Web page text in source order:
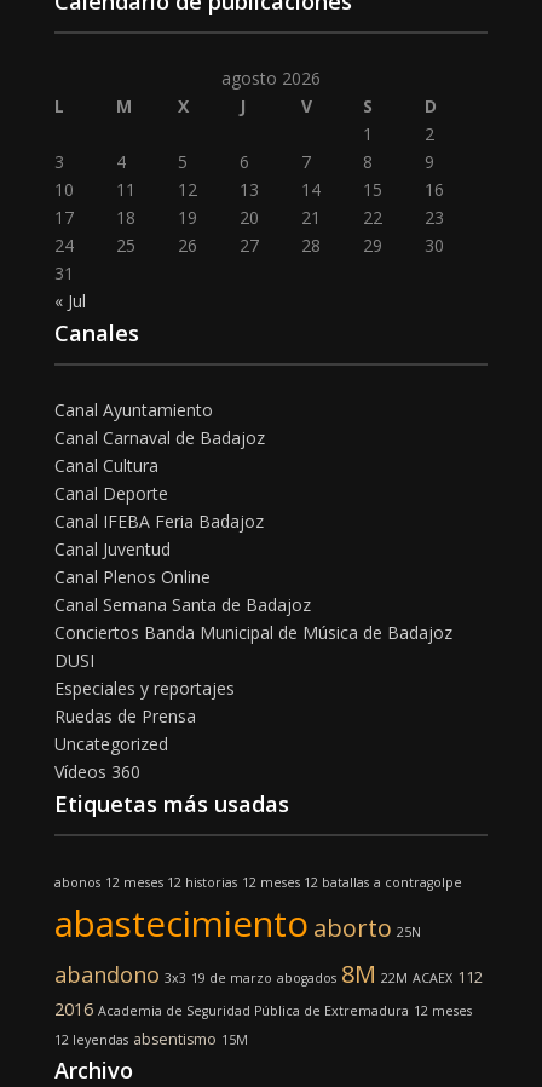
agosto 2026
L
M X J V S
D
1
2
3
4 5 6 7 8
9
10
11 12 13 14 15
16
17
18 19 20 21 22
23
24
25 26 27 28 29
30
31
« Jul
Canales
Canal Ayuntamiento
Canal Carnaval de Badajoz
Canal Cultura
Canal Deporte
Canal IFEBA Feria Badajoz
Canal Juventud
Canal Plenos Online
Canal Semana Santa de Badajoz
Conciertos Banda Municipal de Música de Badajoz
DUSI
Especiales y reportajes
Ruedas de Prensa
Uncategorized
Vídeos 360
Etiquetas más usadas
abonos 12 meses 12 historias 12 meses 12 batallas a contragolpe
abastecimiento aborto 25N
abandono 3x3 19 de marzo abogados 8M 22M ACAEX 112
2016 Academia de Seguridad Pública de Extremadura 12 meses
12 leyendas absentismo 15M
Archivo